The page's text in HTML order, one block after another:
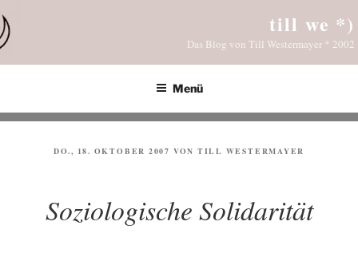
Inhalt
springen
till we *)
Das Blog von Till Westermayer * 2002
Menü
VERÖFFENTLICHT
DO., 18. OKTOBER 2007 VON TILL WESTERMAYER
Soziologische Solidarität